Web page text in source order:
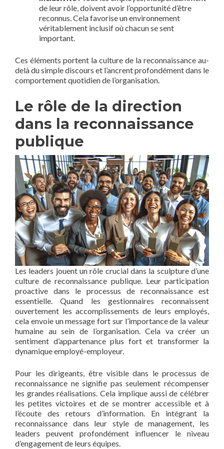
de leur rôle, doivent avoir l’opportunité d’être
reconnus. Cela favorise un environnement
véritablement inclusif où chacun se sent
important.
Ces éléments portent la culture de la reconnaissance au-
delà du simple discours et l’ancrent profondément dans le
comportement quotidien de l’organisation.
Le rôle de la direction
dans la reconnaissance
publique
Les leaders jouent un rôle crucial dans la sculpture d’une
culture de reconnaissance publique. Leur participation
proactive dans le processus de reconnaissance est
essentielle. Quand les gestionnaires reconnaissent
ouvertement les accomplissements de leurs employés,
cela envoie un message fort sur l’importance de la valeur
humaine au sein de l’organisation. Cela va créer un
sentiment d’appartenance plus fort et transformer la
dynamique employé-employeur.
Pour les dirigeants, être visible dans le processus de
reconnaissance ne signifie pas seulement récompenser
les grandes réalisations. Cela implique aussi de célébrer
les petites victoires et de se montrer accessible et à
l’écoute des retours d’information. En intégrant la
reconnaissance dans leur style de management, les
leaders peuvent profondément influencer le niveau
d’engagement de leurs équipes.